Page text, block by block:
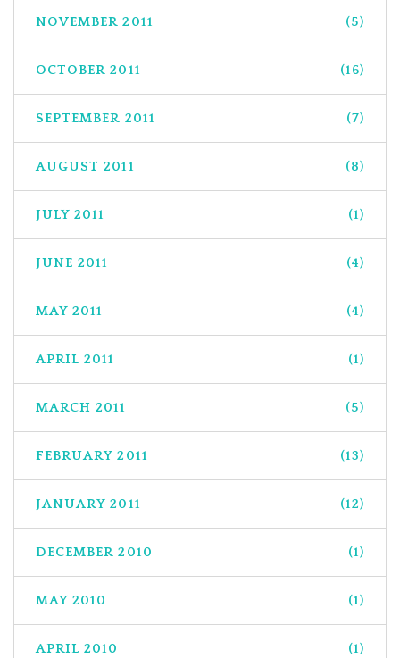
NOVEMBER 2011 (5)
OCTOBER 2011 (16)
SEPTEMBER 2011 (7)
AUGUST 2011 (8)
JULY 2011 (1)
JUNE 2011 (4)
MAY 2011 (4)
APRIL 2011 (1)
MARCH 2011 (5)
FEBRUARY 2011 (13)
JANUARY 2011 (12)
DECEMBER 2010 (1)
MAY 2010 (1)
APRIL 2010 (1)